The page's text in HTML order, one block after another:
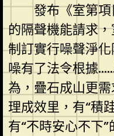
發布《室第
的隔聲機能請求
制訂實行噪聲淨
噪有了法令根據
為，疊石成山更
理成效里，有“積
有“不時安心不下”